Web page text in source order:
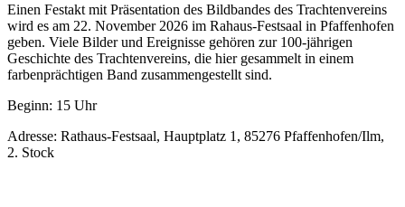
Einen Festakt mit Präsentation des Bildbandes des Trachtenvereins
wird es am 22. November 2026 im Rahaus-Festsaal in Pfaffenhofen
geben. Viele Bilder und Ereignisse gehören zur 100-jährigen
Geschichte des Trachtenvereins, die hier gesammelt in einem
farbenprächtigen Band zusammengestellt sind.
Beginn: 15 Uhr
Adresse: Rathaus-Festsaal, Hauptplatz 1, 85276 Pfaffenhofen/Ilm,
2. Stock